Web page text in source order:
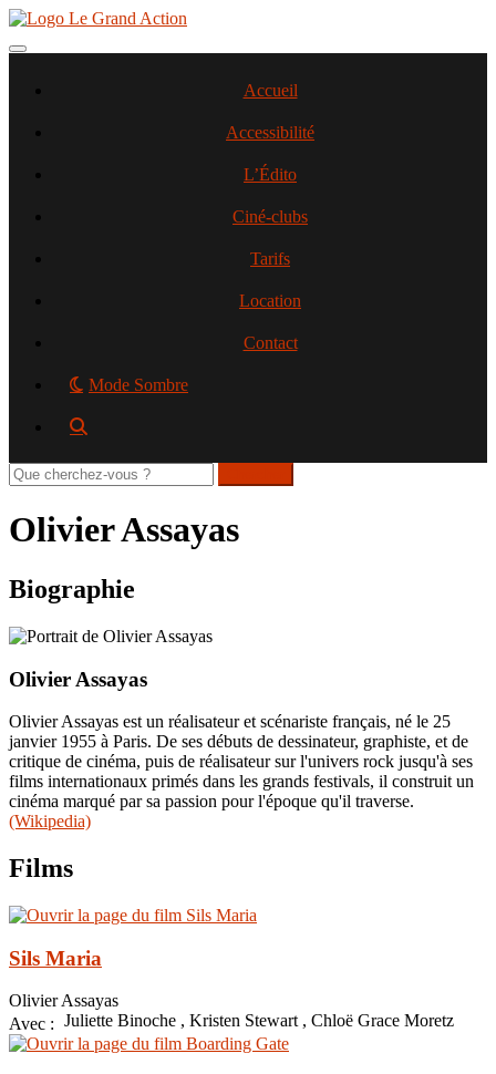
Aller
contenu
Toggle navigation
Accueil
Accessibilité
L’Édito
Ciné-clubs
Tarifs
Location
Contact
Mode Sombre
Rechercher
sur
site
Olivier Assayas
Biographie
Olivier Assayas
Olivier Assayas est un réalisateur et scénariste français, né le 25
janvier 1955 à Paris. De ses débuts de dessinateur, graphiste, et de
critique de cinéma, puis de réalisateur sur l'univers rock jusqu'à ses
films internationaux primés dans les grands festivals, il construit un
cinéma marqué par sa passion pour l'époque qu'il traverse.
(Wikipedia)
Films
Sils Maria
Olivier Assayas
Avec : Juliette Binoche , Kristen Stewart , Chloë Grace Moretz